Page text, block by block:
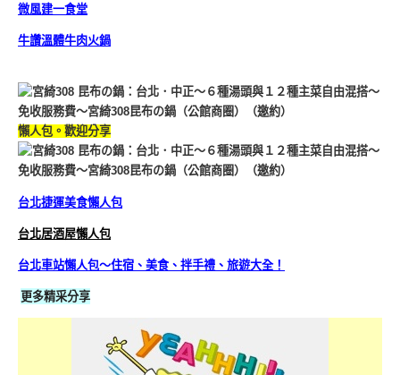
微風建一食堂
牛讚溫體牛肉火鍋
懶人包。歡迎分享
台北捷運美食懶人包
台北居酒屋懶人包
台北車站懶人包～住宿、美食、拌手禮、旅遊大全！
更多精采分享